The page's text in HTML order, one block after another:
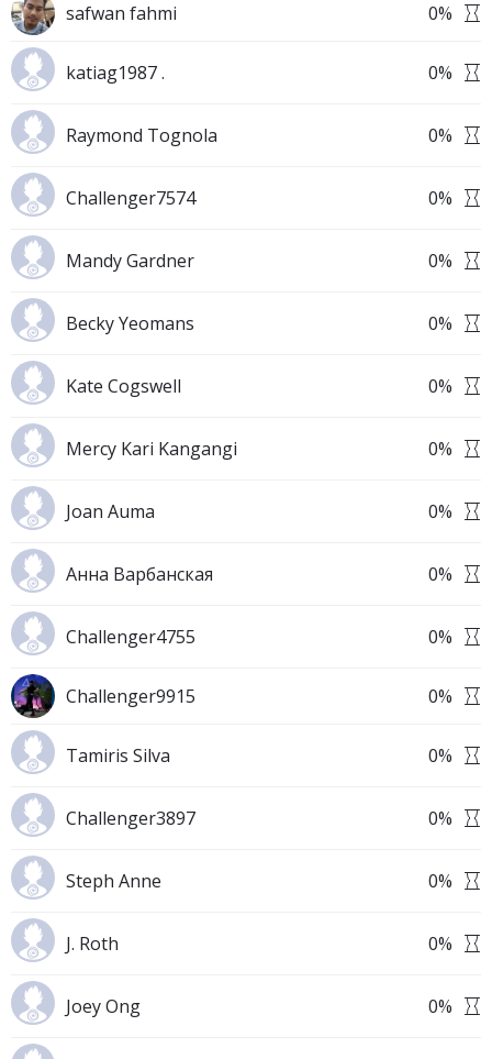
safwan fahmi 0%
katiag1987 . 0%
Raymond Tognola 0%
Challenger7574 0%
Mandy Gardner 0%
Becky Yeomans 0%
Kate Cogswell 0%
Mercy Kari Kangangi 0%
Joan Auma 0%
Анна Варбанская 0%
Challenger4755 0%
Challenger9915 0%
Tamiris Silva 0%
Challenger3897 0%
Steph Anne 0%
J. Roth 0%
Joey Ong 0%